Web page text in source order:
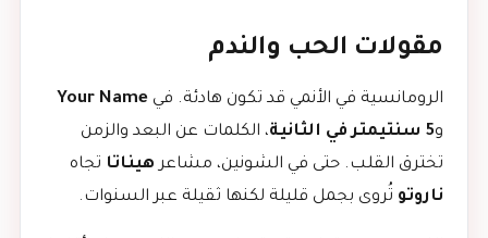
مقولات الحب والندم
الرومانسية في الأنمي قد تكون هادئة. في Your Name
و5 سنتيمتر في الثانية
، الكلمات عن البعد والزمن
تخترق القلب. حتى في الشونين، مشاعر هيناتا تجاه
ناروتو تُروى بجمل قليلة لكنها ثقيلة عبر السنوات.